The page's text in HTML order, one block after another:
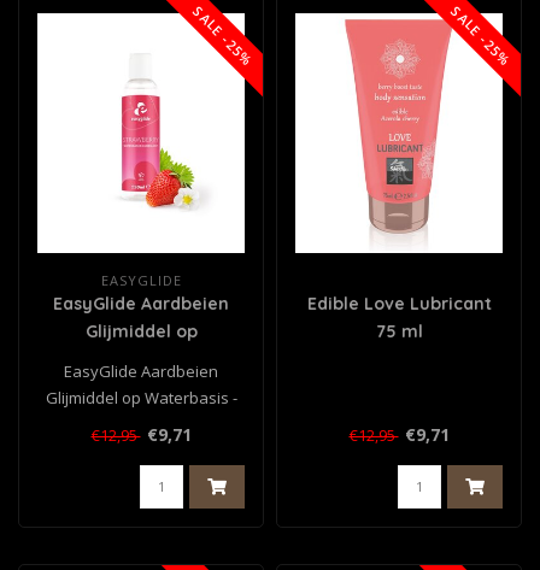
SALE -25%
EASYGLIDE
EasyGlide Aardbeien
Glijmiddel op
EasyGlide Aardbeien
Glijmiddel op Waterbasis -
€12,95 €9,71
SALE -25%
Edible Love Lubricant
75 ml
€12,95 €9,71